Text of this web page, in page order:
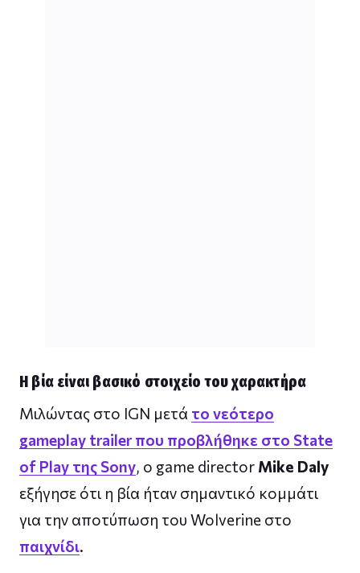
Η βία είναι βασικό στοιχείο του χαρακτήρα
Μιλώντας στο IGN μετά το νεότερο
gameplay trailer που προβλήθηκε στο State
of Play της Sony, ο game director Mike Daly
εξήγησε ότι η βία ήταν σημαντικό κομμάτι
για την αποτύπωση του Wolverine στο
παιχνίδι.